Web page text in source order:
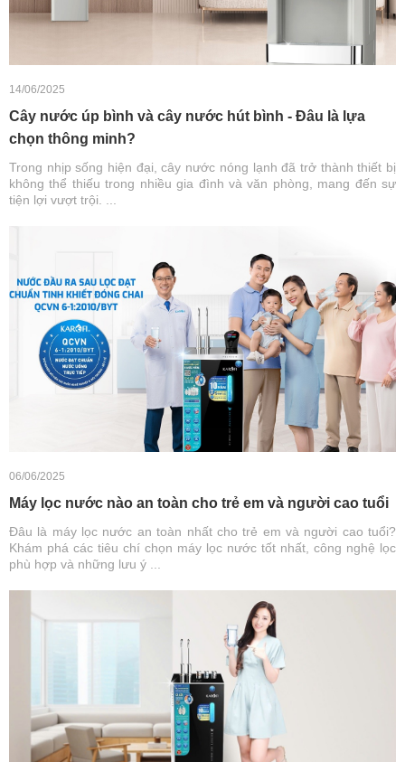
14/06/2025
Cây nước úp bình và cây nước hút bình - Đâu là lựa
chọn thông minh?
Trong nhịp sống hiện đại, cây nước nóng lạnh đã trở thành thiết bị
không thể thiếu trong nhiều gia đình và văn phòng, mang đến sự
tiện lợi vượt trội. ...
06/06/2025
Máy lọc nước nào an toàn cho trẻ em và người cao tuổi
Đâu là máy lọc nước an toàn nhất cho trẻ em và người cao tuổi?
Khám phá các tiêu chí chọn máy lọc nước tốt nhất, công nghệ lọc
phù hợp và những lưu ý ...